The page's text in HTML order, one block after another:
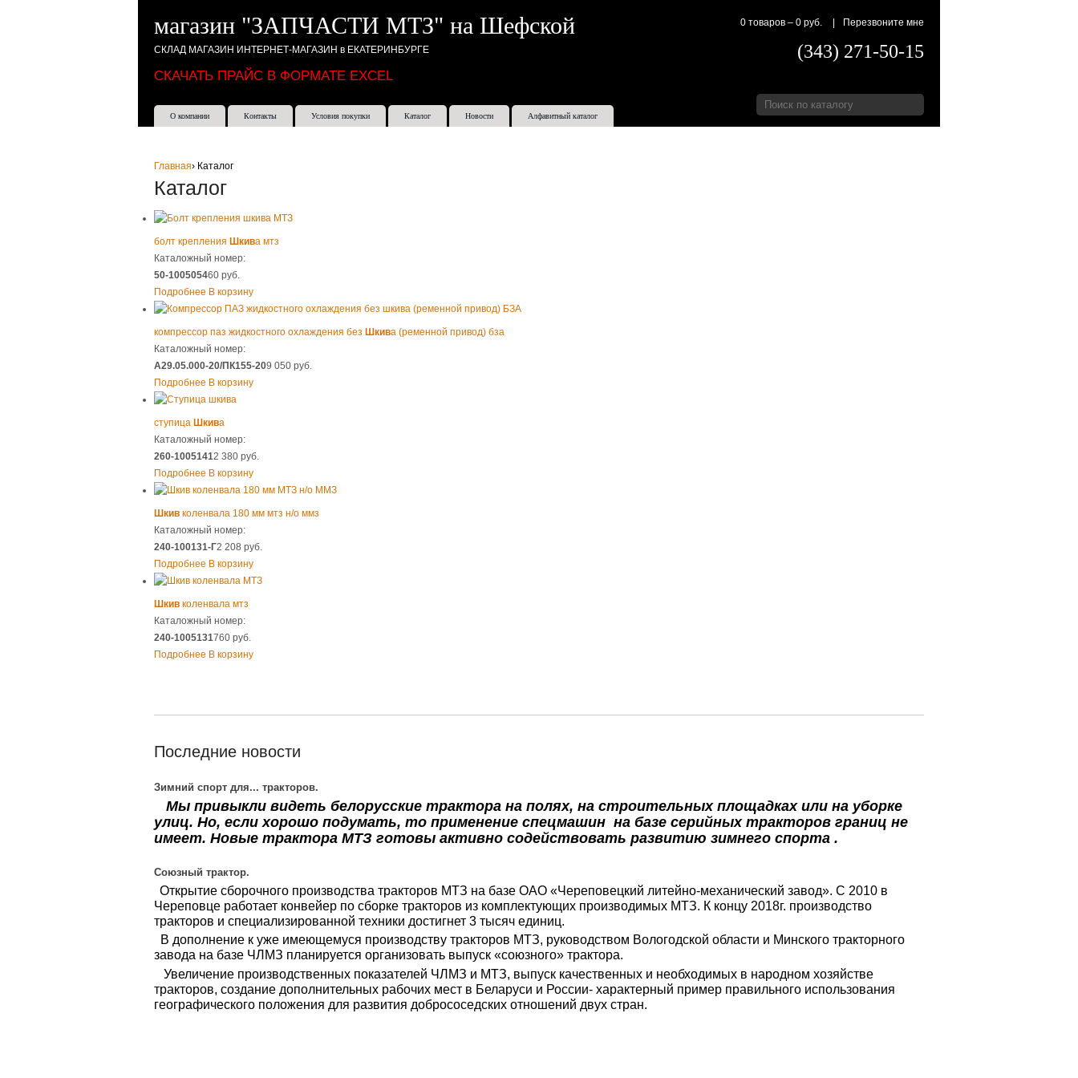
магазин "ЗАПЧАСТИ МТЗ" на Шефской
СКЛАД МАГАЗИН ИНТЕРНЕТ-МАГАЗИН в ЕКАТЕРИНБУРГЕ
0 товаров – 0 руб. Перезвоните мне
(343) 271-50-15
СКАЧАТЬ ПРАЙС В ФОРМАТЕ EXCEL
О компании Контакты Условия покупки Каталог Новости Алфавитный каталог
Главная› Каталог
Каталог
болт крепления Шкива мтз
Каталожный номер:
50-100505460 руб.
Подробнее В корзину
компрессор паз жидкостного охлаждения без Шкива (ременной привод) бза
Каталожный номер:
А29.05.000-20/ПК155-209 050 руб.
Подробнее В корзину
ступица Шкива
Каталожный номер:
260-10051412 380 руб.
Подробнее В корзину
Шкив коленвала 180 мм мтз н/о ммз
Каталожный номер:
240-100131-Г2 208 руб.
Подробнее В корзину
Шкив коленвала мтз
Каталожный номер:
240-1005131760 руб.
Подробнее В корзину
Последние новости
Зимний спорт для... тракторов.
Мы привыкли видеть белорусские трактора на полях, на строительных площадках или на уборке
улиц. Но, если хорошо подумать, то применение спецмашин на базе серийных тракторов границ не
имеет. Новые трактора МТЗ готовы активно содействовать развитию зимнего спорта .
Союзный трактор.
Открытие сборочного производства тракторов МТЗ на базе ОАО «Череповецкий литейно-механический завод». С 2010 в
Череповце работает конвейер по сборке тракторов из комплектующих производимых МТЗ. К концу 2018г. производство
тракторов и специализированной техники достигнет 3 тысяч единиц.
В дополнение к уже имеющемуся производству тракторов МТЗ, руководством Вологодской области и Минского тракторного
завода на базе ЧЛМЗ планируется организовать выпуск «союзного» трактора.
Увеличение производственных показателей ЧЛМЗ и МТЗ, выпуск качественных и необходимых в народном хозяйстве
тракторов, создание дополнительных рабочих мест в Беларуси и России- характерный пример правильного использования
географического положения для развития добрососедских отношений двух стран.